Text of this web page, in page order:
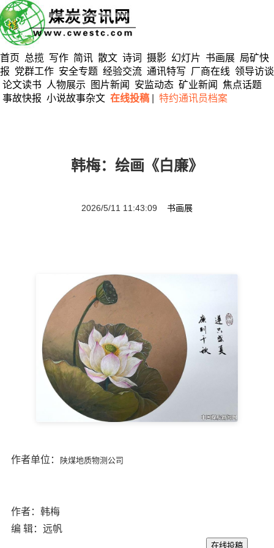
首页 总揽 写作 简讯 散文 诗词 摄影 幻灯片 书画展 局矿快
报 党群工作 安全专题 经验交流 通讯特写 厂商在线 领导访谈
论文读书
人物展示 图片新闻 安监动态 矿业新闻
焦点话题
事故快报 小说故事杂文 在线投稿 特约通讯员档案
韩梅：绘画《白廉》
2026/5/11 11:43:09 书画展
作者单位： 陕煤地质物测公司
作者：韩梅
编 辑：远帆